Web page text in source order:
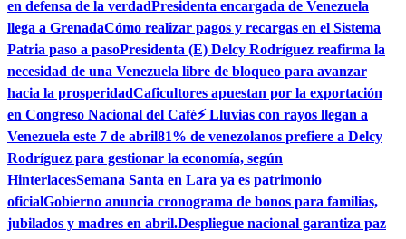
en defensa de la verdadPresidenta encargada de Venezuela
llega a GrenadaCómo realizar pagos y recargas en el Sistema
Patria paso a pasoPresidenta (E) Delcy Rodríguez reafirma la
necesidad de una Venezuela libre de bloqueo para avanzar
hacia la prosperidadCaficultores apuestan por la exportación
en Congreso Nacional del Café⚡ Lluvias con rayos llegan a
Venezuela este 7 de abril81% de venezolanos prefiere a Delcy
Rodríguez para gestionar la economía, según
HinterlacesSemana Santa en Lara ya es patrimonio
oficialGobierno anuncia cronograma de bonos para familias,
jubilados y madres en abril.Despliegue nacional garantiza paz